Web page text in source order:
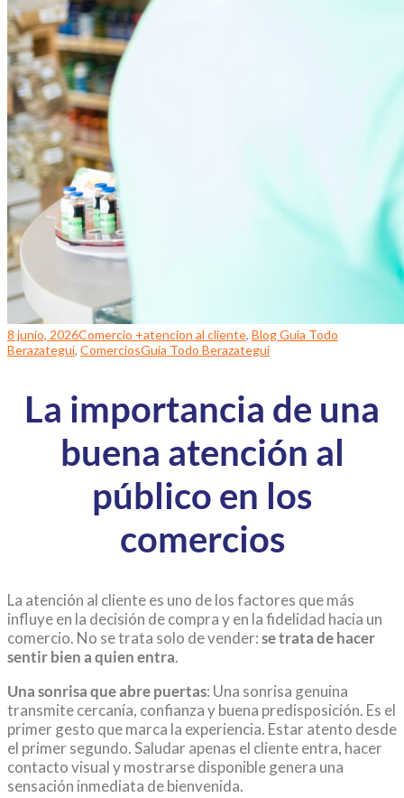
8 junio, 2026Comercio +atencion al cliente, Blog Guia Todo
Berazategui, ComerciosGuia Todo Berazategui
La importancia de una
buena atención al
público en los
comercios
La atención al cliente es uno de los factores que más
influye en la decisión de compra y en la fidelidad hacia un
comercio. No se trata solo de vender:se trata de hacer
sentir bien a quien entra.
Una sonrisa que abre puertas: Una sonrisa genuina
transmite cercanía, confianza y buena predisposición. Es el
primer gesto que marca la experiencia. Estar atento desde
el primer segundo. Saludar apenas el cliente entra, hacer
contacto visual y mostrarse disponible genera una
sensación inmediata de bienvenida.